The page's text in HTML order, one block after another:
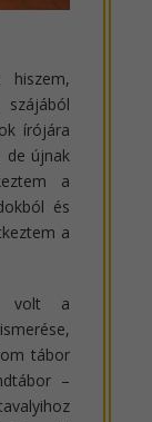
írójára
de újnak
a
és
a
volt a
tábor
–